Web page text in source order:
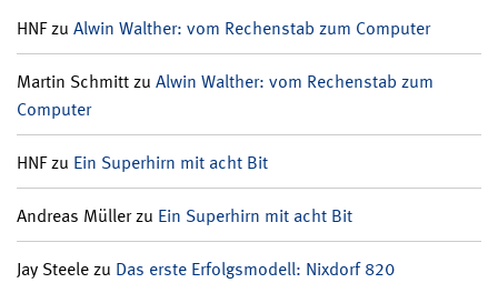
HNFzu Alwin Walther: vom Rechenstab zum Computer
Martin Schmittzu Alwin Walther: vom Rechenstab zum
Computer
HNFzu Ein Superhirn mit acht Bit
Andreas Müllerzu Ein Superhirn mit acht Bit
Jay Steelezu Das erste Erfolgsmodell: Nixdorf 820